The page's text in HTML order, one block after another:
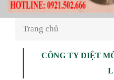
Trang chủ
CÔNG TY DIỆT